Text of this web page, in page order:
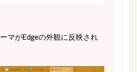
マがEdgeの外観に反映され